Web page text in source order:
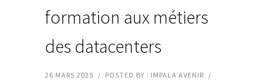
formation aux métiers
des datacenters
26 MARS 2025 / POSTED BY : IMPALA AVENIR /